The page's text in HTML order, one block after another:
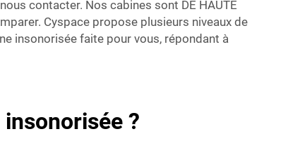
contacter. Nos cabines sont DE HAUTE
Cyspace propose plusieurs niveaux de
insonorisée faite pour vous, répondant à
?